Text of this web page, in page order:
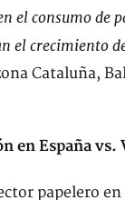
el consumo de
el crecimiento
Cataluña,
en España